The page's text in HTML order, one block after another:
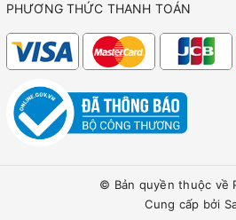
PHƯƠNG THỨC THANH TOÁN
© Bản quyền thuộc về
Cung cấp bởi